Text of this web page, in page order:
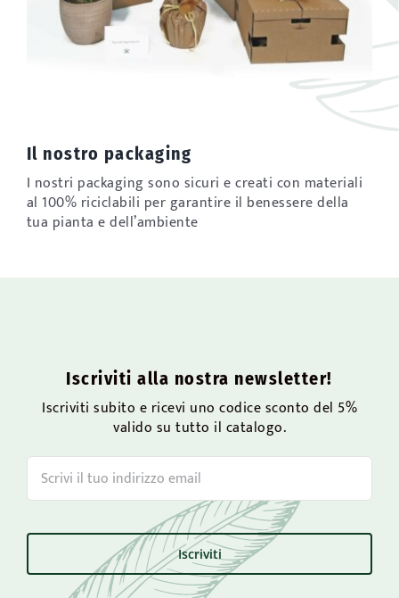
Il nostro packaging
I nostri packaging sono sicuri e creati con materiali
al 100% riciclabili per garantire il benessere della
tua pianta e dell’ambiente
Iscriviti alla nostra newsletter!
Iscriviti subito e ricevi uno codice sconto del 5%
valido su tutto il catalogo.